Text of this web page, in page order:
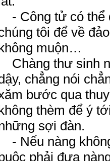
- Công tử có thể
tôi để về
muộn…
Chàng thư sinh
chẳng nói
bước qua
thèm để ý
sợi đàn.
- Nếu nàng
phải đưa